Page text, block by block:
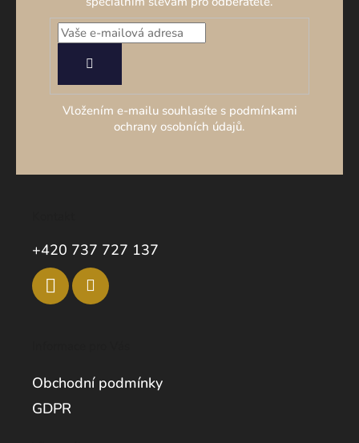
SE
Vložením e-mailu souhlasíte s podmínkami
ochrany osobních údajů.
+420 737 727 137
Obchodní podmínky
GDPR